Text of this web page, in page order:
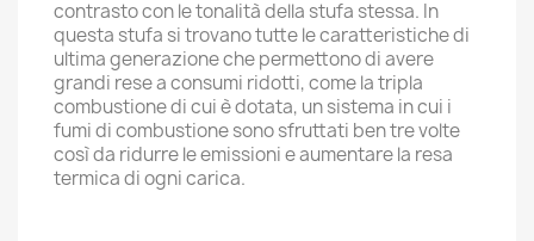
contrasto con le tonalità della stufa stessa. In
questa stufa si trovano tutte le caratteristiche di
ultima generazione che permettono di avere
grandi rese a consumi ridotti, come la tripla
combustione di cui è dotata, un sistema in cui i
fumi di combustione sono sfruttati ben tre volte
così da ridurre le emissioni e aumentare la resa
termica di ogni carica.